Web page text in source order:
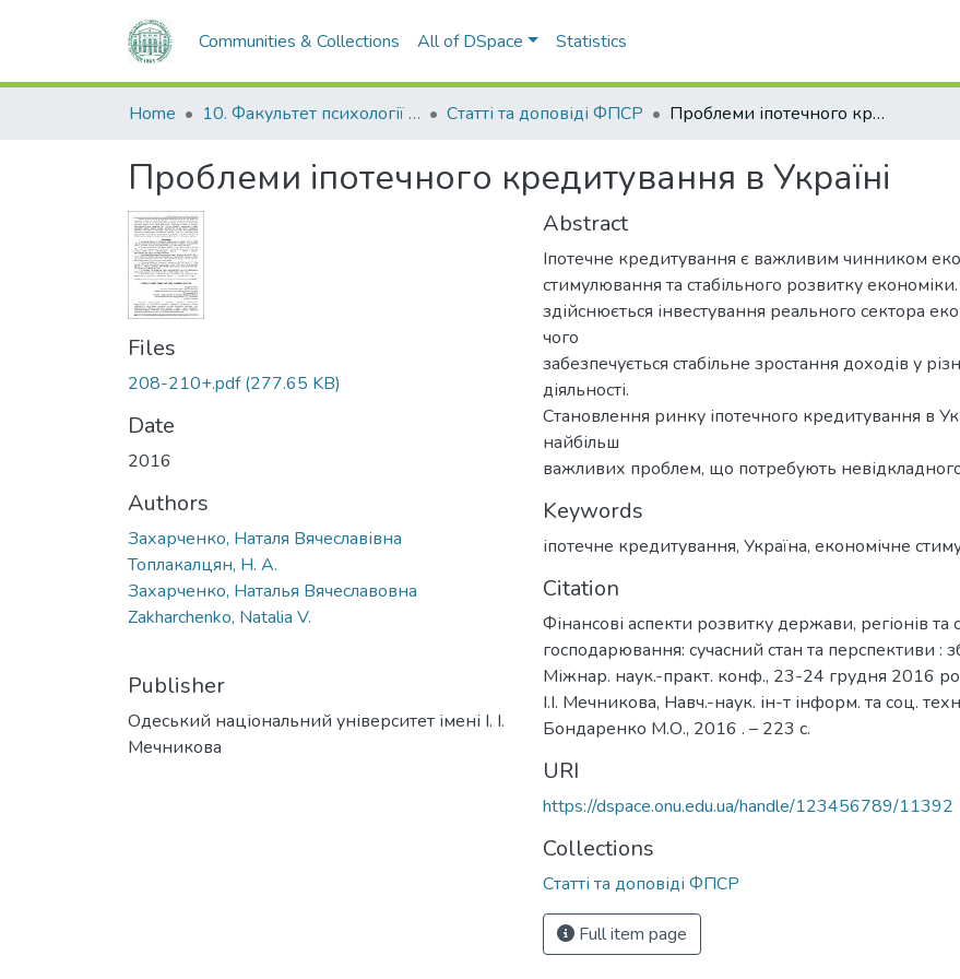
Communities & Collections All of DSpace Statistics
Home 10. Факультет психології та соціальної роботи Статті та доповіді ФПСР Проблеми іпотечного кредитування в Україні
Проблеми іпотечного кредитування в Україні
Files
208-210+.pdf(277.65 KB)
Date
2016
Authors
Захарченко, Наталя Вячеславівна
Топлакалцян, Н. А.
Захарченко, Наталья Вячеславовна
Zakharchenko, Natalia V.
Publisher
Одеський національний університет імені І. І.
Мечникова
Abstract
Іпотечне кредитування є важливим чинником
стимулювання та стабільного розвитку
здійснюється інвестування реального сектора
чого
забезпечується стабільне зростання доходів у
діяльності.
Становлення ринку іпотечного кредитування в
найбільш
важливих проблем, що потребують
Keywords
іпотечне кредитування, Україна, економічне
Citation
Фінансові аспекти розвитку держави, регіонів та
господарювання: сучасний стан та перспективи : зб.
Міжнар. наук.-практ. конф., 23-24 грудня 2016
І.І. Мечникова, Навч.-наук. ін-т інформ. та соц.
Бондаренко М.О., 2016 . – 223 с.
URI
https://dspace.onu.edu.ua/handle/123456789/11392
Collections
Статті та доповіді ФПСР
Full item page